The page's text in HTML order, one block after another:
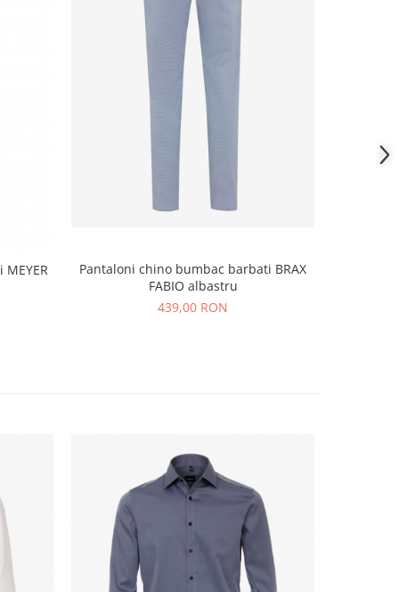
Pantaloni chino bumbac barbati BRAX
FABIO albastru
439,00 RON